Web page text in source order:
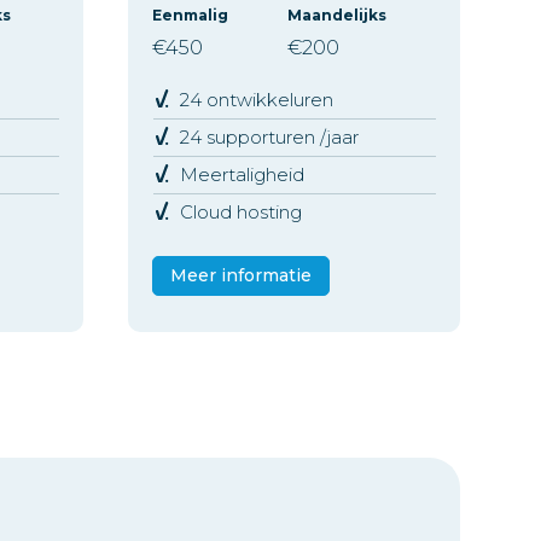
Eenmalig Maandelijks
€450 €200
24 ontwikkeluren
24 supporturen /jaar
Meertaligheid
Cloud hosting
Meer informatie